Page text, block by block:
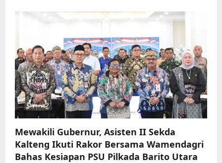
Ribka
Tekankan
di
Kabupaten
Barito
Utara
Harus
Jadi
yang
Terakhir
Mewakili Gubernur, Asisten II Sekda
Kalteng Ikuti Rakor Bersama Wamendagri
Bahas Kesiapan PSU Pilkada Barito Utara